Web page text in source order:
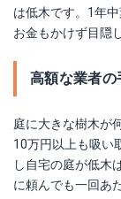
は低木です。1年
お金もかけず目隠
高額な業者の
庭に大きな樹木が
10万円以上も吸い
し自宅の庭が低木
に頼んでも一回あ